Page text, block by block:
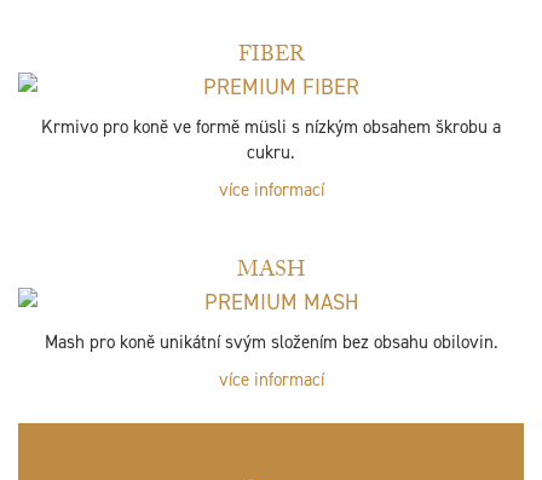
FIBER
Krmivo pro koně ve formě müsli s nízkým obsahem škrobu a
cukru.
více informací
MASH
Mash pro koně unikátní svým složením bez obsahu obilovin.
více informací